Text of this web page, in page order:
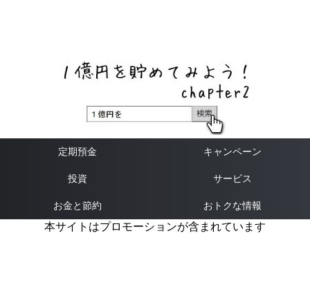
定期預金 キャンペーン
投資 サービス
お金と節約 おトクな情報
本サイトはプロモーションが含まれています